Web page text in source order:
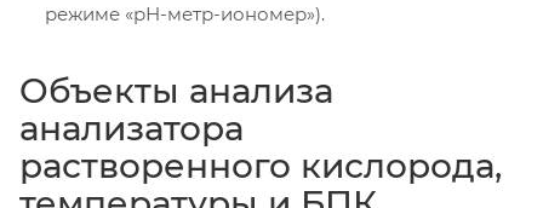
режиме «рН-метр-иономер»).
Объекты анализа
анализатора
растворенного кислорода,